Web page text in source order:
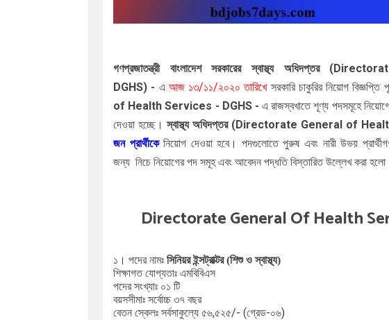
গণপ্রজাতন্ত্রী বাংলাদেশ সরকারের স্বাস্থ্য অধিদপ্তর (
DGHS) - এ আজ১৩/১১/২০২০ তারিখেসরকারি চাকুরির নিয়োগ বিজ্ঞপ্তি
of Health Services - DGHS -এ রাজস্বখাতেশূণ্য পদসমূহে
দেওয়া হচ্ছে। স্বাস্থ্য অধিদপ্তর (Directorate General of
জন প্রার্থীকেনিয়োগ দেওয়া হবে। পদগুলোতে পুরুষ এবং নারী উভয়
জন্য নিচে নিয়োগের পদ সমূহ এবং আবেদন পদ্ধতি বিস্তারিত উল্লেখ করা
Directorate General Of Health
১। পদের নামঃ সিনিয়র ইন্সট্রাক্টর (শিশু ও স্বাস্থ্য)
শিক্ষাগত যোগ্যতাঃ এমবিবিএস
পদের সংখ্যাঃ ০১ টি
বয়সসীমাঃ সর্বোচ্চ ৩৭ বছর
বেতন স্কেলঃ সর্বসাকুল্যে ৫৬,৫২৫/- (গ্রেড-০৬)